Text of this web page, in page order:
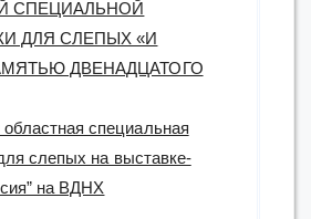
СПЕЦИАЛЬНОЙ
ДЛЯ СЛЕПЫХ «И
ДВЕНАДЦАТОГО
областная специальная
слепых на выставке-
на ВДНХ